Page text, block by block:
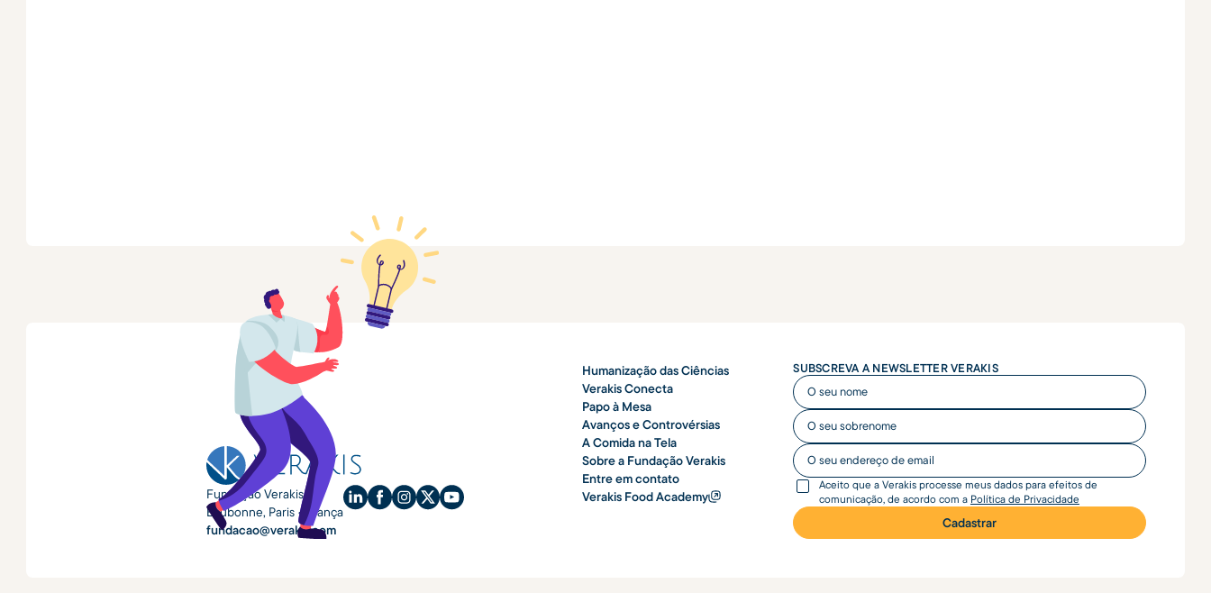
Fundação Verakis
Eaubonne, Paris • França
fundacao@verakis.com
Humanização das Ciências
Verakis Conecta
Papo à Mesa
Avanços e Controvérsias
A Comida na Tela
Sobre a Fundação Verakis
Entre em contato
Verakis Food Academy
SUBSCREVA A NEWSLETTER VERAKIS
O seu nome
O seu nome
O seu endereço de email
Aceito que a Verakis processe meus dados para efeitos de
comunicação, de acordo com a Política de Privacidade